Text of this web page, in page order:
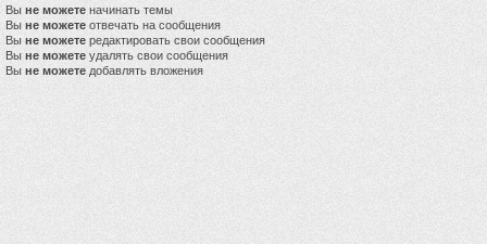
Вы не можете начинать темы
Вы не можете отвечать на сообщения
Вы не можете редактировать свои сообщения
Вы не можете удалять свои сообщения
Вы не можете добавлять вложения